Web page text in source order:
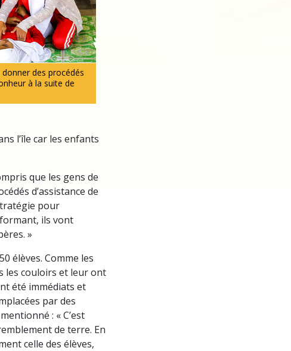
des procédés
à la suite de
l’île car les enfants
que les gens de
d’assistance de
pour
ils vont
»
élèves. Comme les
les couloirs et leur ont
été immédiats et
par des
: « C’est
de terre. En
celle des élèves,